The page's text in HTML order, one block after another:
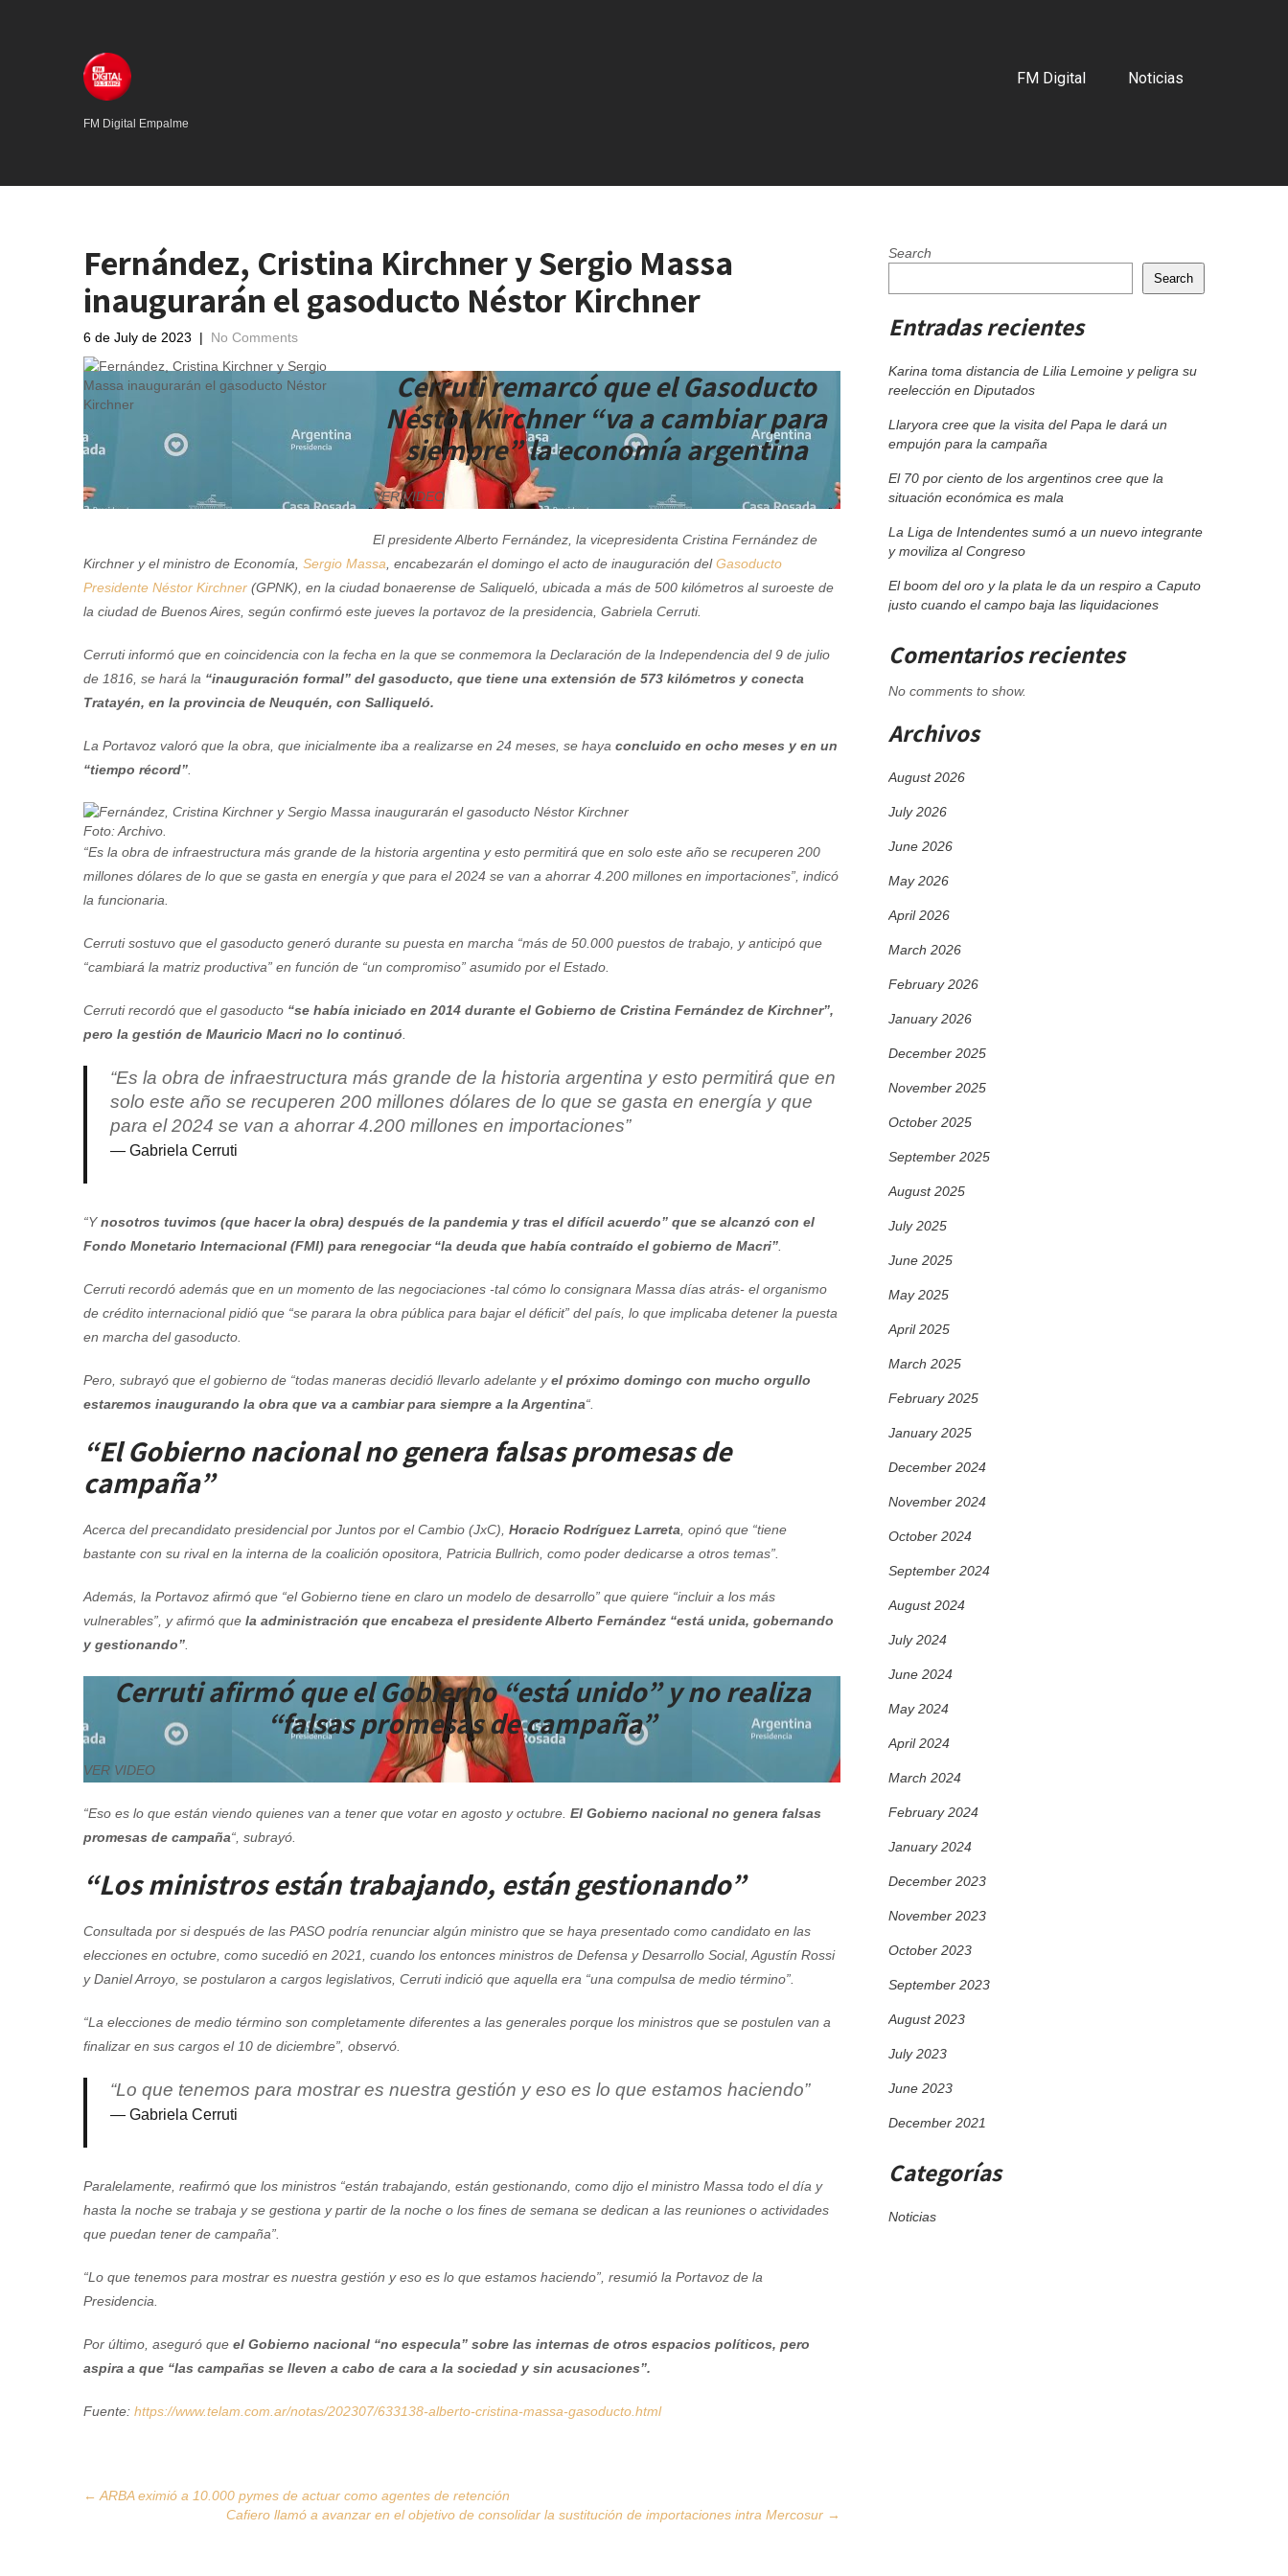
FM Digital Empalme
FM Digital Noticias
Fernández, Cristina Kirchner y Sergio Massa
inaugurarán el gasoducto Néstor Kirchner
6 de July de 2023 | No Comments
Cerruti remarcó que el Gasoducto
Néstor Kirchner “va a cambiar para
siempre” la economía argentina
VER VIDEO
El presidente Alberto Fernández, la vicepresidenta Cristina Fernández de
Kirchner y el ministro de Economía, Sergio Massa , encabezarán el domingo el acto de inauguración delGasoducto
Presidente Néstor Kirchner (GPNK), en la ciudad bonaerense de Saliqueló, ubicada a más de 500 kilómetros al suroeste de
la ciudad de Buenos Aires, según confirmó este jueves la portavoz de la presidencia, Gabriela Cerruti.
Cerruti informó que en coincidencia con la fecha en la que se conmemora la Declaración de la Independencia del 9 de julio
de 1816, se hará la “inauguración formal” del gasoducto, que tiene una extensión de 573 kilómetros y conecta
Tratayén, en la provincia de Neuquén, con Salliqueló.
La Portavoz valoró que la obra, que inicialmente iba a realizarse en 24 meses, se haya concluido en ocho meses y en un
“tiempo récord”
Foto: Archivo.
“Es la obra de infraestructura más grande de la historia argentina y esto permitirá que en solo este año se recuperen 200
millones dólares de lo que se gasta en energía y que para el 2024 se van a ahorrar 4.200 millones en importaciones”, indicó
la funcionaria.
Cerruti sostuvo que el gasoducto generó durante su puesta en marcha “más de 50.000 puestos de trabajo, y anticipó que
“cambiará la matriz productiva” en función de “un compromiso” asumido por el Estado.
Cerruti recordó que el gasoducto “se había iniciado en 2014 durante el Gobierno de Cristina Fernández de Kirchner”,
pero la gestión de Mauricio Macri no lo continuó.
“Es la obra de infraestructura más grande de la historia argentina y esto permitirá que en
solo este año se recuperen 200 millones dólares de lo que se gasta en energía y que
para el 2024 se van a ahorrar 4.200 millones en importaciones”
Gabriela Cerruti
“Ynosotros tuvimos (que hacer la obra) después de la pandemia y tras el difícil acuerdo” que se alcanzó con el
Fondo Monetario Internacional (FMI) para renegociar “la deuda que había contraído el gobierno de Macri”.
Cerruti recordó además que en un momento de las negociaciones -tal cómo lo consignara Massa días atrás- el organismo
de crédito internacional pidió que “se parara la obra pública para bajar el déficit” del país, lo que implicaba detener la puesta
en marcha del gasoducto.
Pero, subrayó que el gobierno de “todas maneras decidió llevarlo adelante yel próximo domingo con mucho orgullo
estaremos inaugurando la obra que va a cambiar para siempre a la Argentina“.
“El Gobierno nacional no genera falsas promesas de
campaña”
Acerca del precandidato presidencial por Juntos por el Cambio (JxC), Horacio Rodríguez Larreta, opinó que “tiene
bastante con su rival en la interna de la coalición opositora, Patricia Bullrich, como poder dedicarse a otros temas”.
Además, la Portavoz afirmó que “el Gobierno tiene en claro un modelo de desarrollo” que quiere “incluir a los más
vulnerables”, y afirmó que la administración que encabeza el presidente Alberto Fernández “está unida, gobernando
y gestionando”.
Cerruti afirmó que el Gobierno “está unido” y no realiza
“falsas promesas de campaña”
VER VIDEO
“Eso es lo que están viendo quienes van a tener que votar en agosto y octubre. El Gobierno nacional no genera falsas
promesas de campaña“, subrayó.
“Los ministros están trabajando, están gestionando”
Consultada por si después de las PASO podría renunciar algún ministro que se haya presentado como candidato en las
elecciones en octubre, como sucedió en 2021, cuando los entonces ministros de Defensa y Desarrollo Social, Agustín Rossi
y Daniel Arroyo, se postularon a cargos legislativos, Cerruti indició que aquella era “una compulsa de medio término”.
“La elecciones de medio término son completamente diferentes a las generales porque los ministros que se postulen van a
finalizar en sus cargos el 10 de diciembre”, observó.
“Lo que tenemos para mostrar es nuestra gestión y eso es lo que estamos haciendo”
Gabriela Cerruti
Paralelamente, reafirmó que los ministros “están trabajando, están gestionando, como dijo el ministro Massa todo el día y
hasta la noche se trabaja y se gestiona y partir de la noche o los fines de semana se dedican a las reuniones o actividades
que puedan tener de campaña”.
“Lo que tenemos para mostrar es nuestra gestión y eso es lo que estamos haciendo”, resumió la Portavoz de la
Presidencia.
Por último, aseguró que el Gobierno nacional “no especula” sobre las internas de otros espacios políticos, pero
aspira a que “las campañas se lleven a cabo de cara a la sociedad y sin acusaciones”.
Fuente: https://www.telam.com.ar/notas/202307/633138-alberto-cristina-massa-gasoducto.html
Post
← ARBA eximió a 10.000 pymes de actuar como agentes de retención
Cafiero llamó a avanzar en el objetivo de consolidar la sustitución de importaciones intra Mercosur →
Search
Search
Entradas recientes
Karina toma distancia de Lilia Lemoine y peligra su
reelección en Diputados
Llaryora cree que la visita del Papa le dará un
empujón para la campaña
El 70 por ciento de los argentinos cree que la
situación económica es mala
La Liga de Intendentes sumó a un nuevo integrante
y moviliza al Congreso
El boom del oro y la plata le da un respiro a Caputo
justo cuando el campo baja las liquidaciones
Comentarios recientes
No comments to show.
Archivos
August 2026
July 2026
June 2026
May 2026
April 2026
March 2026
February 2026
January 2026
December 2025
November 2025
October 2025
September 2025
August 2025
July 2025
June 2025
May 2025
April 2025
March 2025
February 2025
January 2025
December 2024
November 2024
October 2024
September 2024
August 2024
July 2024
June 2024
May 2024
April 2024
March 2024
February 2024
January 2024
December 2023
November 2023
October 2023
September 2023
August 2023
July 2023
June 2023
December 2021
Categorías
Noticias